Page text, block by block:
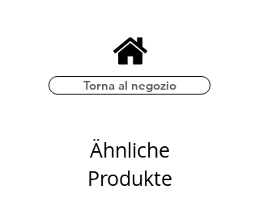
Torna al negozio
Ähnliche
Produkte